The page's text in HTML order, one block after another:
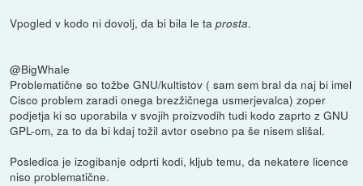
Vpogled v kodo ni dovolj, da bi bila le taprosta.
@BigWhale
Problematične so tožbe GNU/kultistov ( sam sem bral da naj bi imel
Cisco problem zaradi onega brezžičnega usmerjevalca) zoper
podjetja ki so uporabila v svojih proizvodih tudi kodo zaprto z GNU
GPL-om, za to da bi kdaj tožil avtor osebno pa še nisem slišal.
Posledica je izogibanje odprti kodi, kljub temu, da nekatere licence
niso problematične.